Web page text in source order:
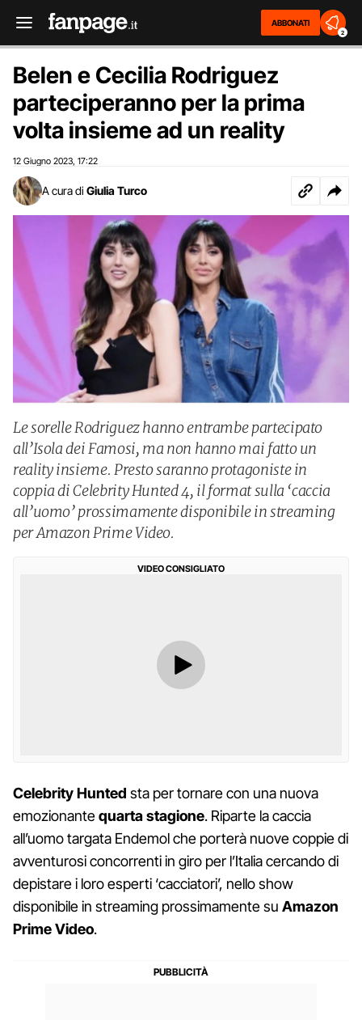
ABBONATI
2
Belen e Cecilia Rodriguez
parteciperanno per la prima
volta insieme ad un reality
12 Giugno 2023 17:22
A cura di Giulia Turco
Le sorelle Rodriguez hanno entrambe partecipato
all’Isola dei Famosi, ma non hanno mai fatto un
reality insieme. Presto saranno protagoniste in
coppia di Celebrity Hunted 4, il format sulla ‘caccia
all’uomo’ prossimamente disponibile in streaming
per Amazon Prime Video.
VIDEO CONSIGLIATO
Celebrity Hunted sta per tornare con una nuova
emozionantequarta stagione. Riparte la caccia
all’uomo targata Endemol che porterà nuove coppie di
avventurosi concorrenti in giro per l’Italia cercando di
depistare i loro esperti ‘cacciatori’, nello show
disponibile in streaming prossimamente su Amazon
Prime Video.